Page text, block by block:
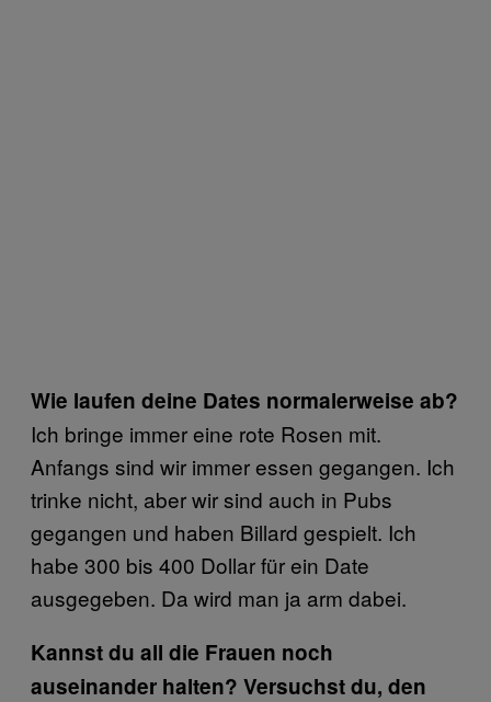
Wie laufen deine Dates normalerweise ab?
Ich bringe immer eine rote Rosen mit.
Anfangs sind wir immer essen gegangen. Ich
trinke nicht, aber wir sind auch in Pubs
gegangen und haben Billard gespielt. Ich
habe 300 bis 400 Dollar für ein Date
ausgegeben. Da wird man ja arm dabei.
Kannst du all die Frauen noch
auseinander halten? Versuchst du, den